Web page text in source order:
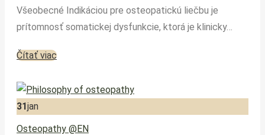
Všeobecné Indikáciou pre osteopatickú liečbu je
prítomnosť somatickej dysfunkcie, ktorá je klinicky…
Čítať viac
31jan
Osteopathy @EN